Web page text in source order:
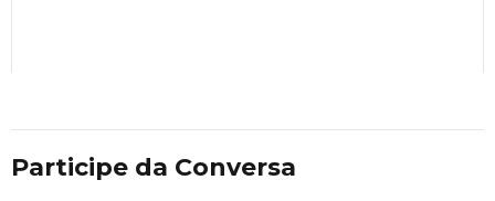
Participe da Conversa